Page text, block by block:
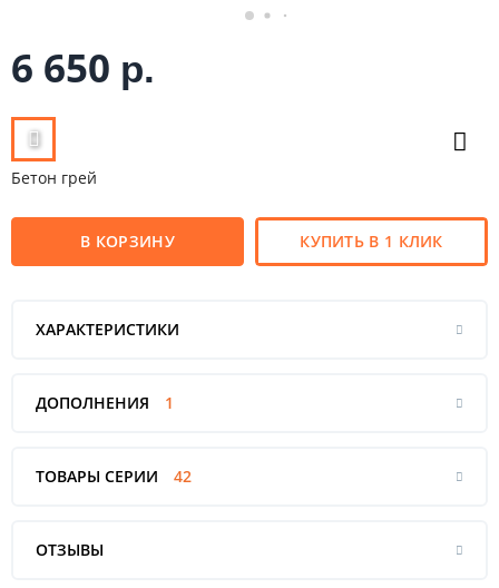
6 650 р.
Бетон грей
В КОРЗИНУ КУПИТЬ В 1 КЛИК
ХАРАКТЕРИСТИКИ
ДОПОЛНЕНИЯ 1
ТОВАРЫ СЕРИИ 42
ОТЗЫВЫ